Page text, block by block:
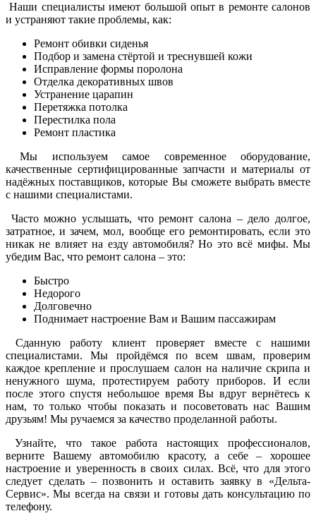
Наши специалисты имеют большой опыт в ремонте салонов
и устраняют такие проблемы, как:
Ремонт обивки сиденья
Подбор и замена стёртой и треснувшей кожи
Исправление формы поролона
Отделка декоративных швов
Устранение царапин
Перетяжка потолка
Перестилка пола
Ремонт пластика
Мы используем самое современное оборудование,
качественные сертифицированные запчасти и материалы от
надёжных поставщиков, которые Вы сможете выбрать вместе
с нашими специалистами.
Часто можно услышать, что ремонт салона – дело долгое,
затратное, и зачем, мол, вообще его ремонтировать, если это
никак не влияет на езду автомобиля? Но это всё мифы. Мы
убедим Вас, что ремонт салона – это:
Быстро
Недорого
Долговечно
Поднимает настроение Вам и Вашим пассажирам
Сданную работу клиент проверяет вместе с нашими
специалистами. Мы пройдёмся по всем швам, проверим
каждое крепление и прослушаем салон на наличие скрипа и
ненужного шума, протестируем работу приборов. И если
после этого спустя небольшое время Вы вдруг вернётесь к
нам, то только чтобы показать и посоветовать нас Вашим
друзьям! Мы ручаемся за качество проделанной работы.
Узнайте, что такое работа настоящих профессионалов,
верните Вашему автомобилю красоту, а себе – хорошее
настроение и уверенность в своих силах. Всё, что для этого
следует сделать – позвонить и оставить заявку в «Дельта-
Сервис». Мы всегда на связи и готовы дать консультацию по
телефону.